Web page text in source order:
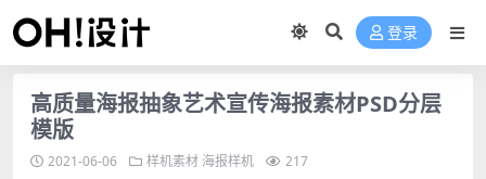
登录
高质量海报抽象艺术宣传海报素材PSD分层
模版
2021-06-06 样机素材 海报样机 217